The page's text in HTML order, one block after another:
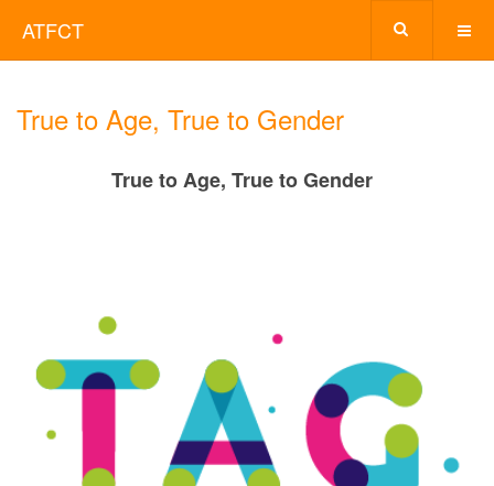
ATFCT
True to Age, True to Gender
True to Age, True to Gender